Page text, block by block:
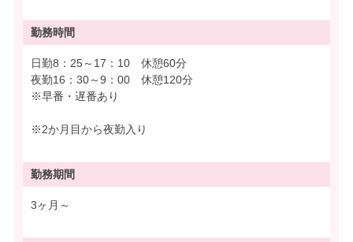
勤務時間
日勤8：25～17：10 休憩60分
夜勤16：30～9：00 休憩120分
※早番・遅番あり
※2か月目から夜勤入り
勤務期間
3ヶ月～